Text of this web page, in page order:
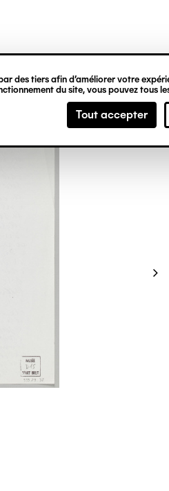
des tiers afin d’améliorer votre
du site, vous pouvez tous
Tout accepter